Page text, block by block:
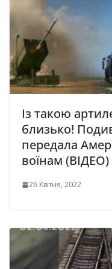
Із такою
близько!
передала
воїнам (ВІДЕО)
26 Квітня, 2022